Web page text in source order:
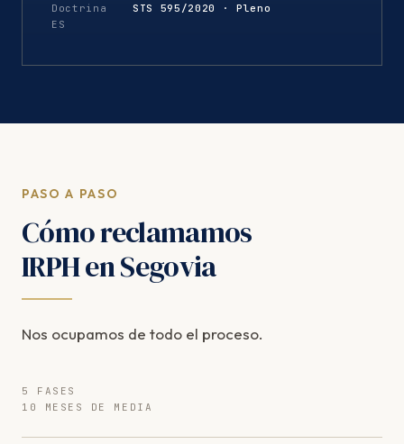
Doctrina
ES
STS 595/2020 · Pleno
PASO A PASO
Cómo reclamamos
IRPH en Segovia
Nos ocupamos de todo el proceso.
5 FASES
10 MESES DE MEDIA